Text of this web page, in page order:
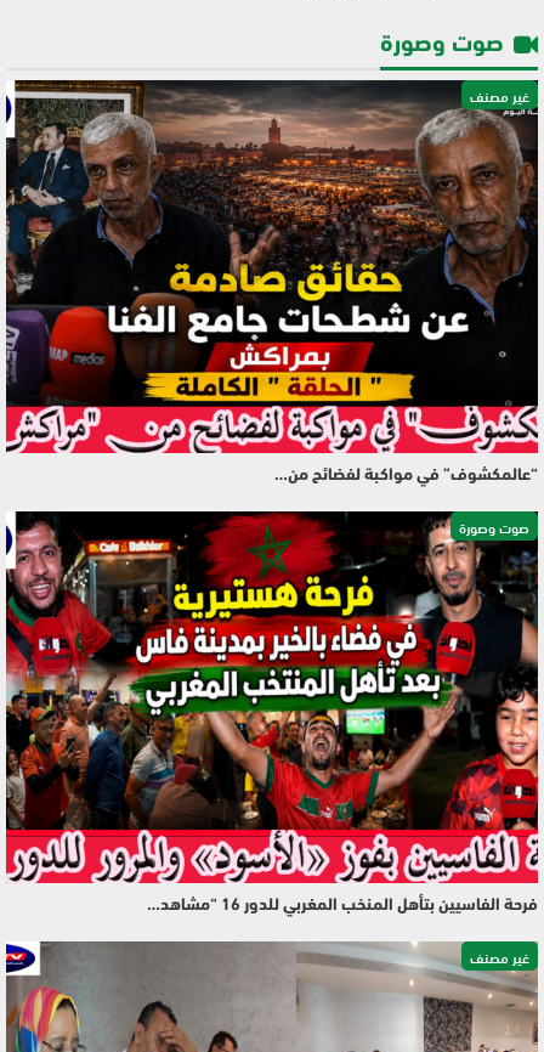
صوت وصورة
غير مصنف
“عالمكشوف” في مواكبة لفضائح من…
صوت وصورة
فرحة الفاسيين بتأهل المنخب المغربي للدور 16 “مشاهد…
غير مصنف